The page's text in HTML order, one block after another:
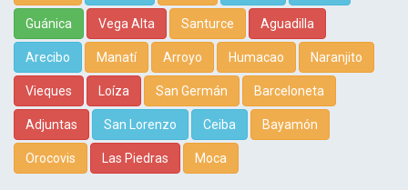
Guánica Vega Alta Santurce Aguadilla
Arecibo Manatí Arroyo Humacao Naranjito
Vieques Loíza San Germán Barceloneta
Adjuntas San Lorenzo Ceiba Bayamón
Orocovis Las Piedras Moca